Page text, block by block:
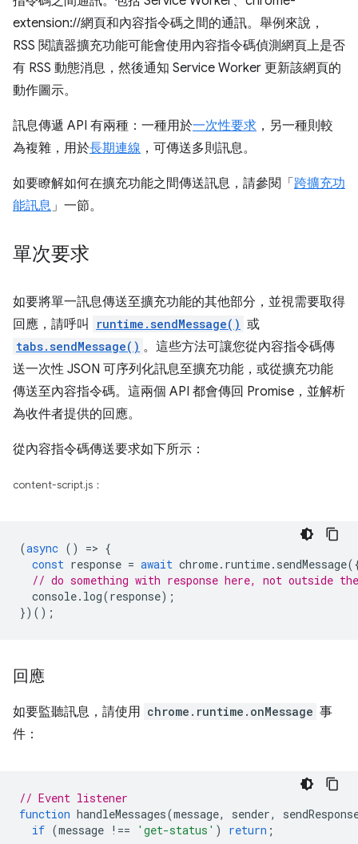
extension://網頁和內容指令碼之間的通訊。舉例來說，
RSS 閱讀器擴充功能可能會使用內容指令碼偵測網頁上是否
有 RSS 動態消息，然後通知 Service Worker 更新該網頁的
動作圖示。
訊息傳遞 API 有兩種：一種用於一次性要求 ，另一種則較
為複雜，用於長期連線 ，可傳送多則訊息。
如要瞭解如何在擴充功能之間傳送訊息，請參閱「 跨擴充功
能訊息」一節。
單次要求
如要將單一訊息傳送至擴充功能的其他部分，並視需要取得
回應，請呼叫
runtime.sendMessage() 或
tabs.sendMessage() 。這些方法可讓您從內容指令碼傳
送一次性 JSON 可序列化訊息至擴充功能，或從擴充功能
傳送至內容指令碼。這兩個 API 都會傳回 Promise，並解析
為收件者提供的回應。
從內容指令碼傳送要求如下所示：
content-script.js：
(async () => {
const response = await chrome. runtime. sendMessage
// do something with response here, not outside
console. log(response);
})();
回應
如要監聽訊息，請使用 chrome.runtime.onMessage 事
件：
// Event listener
function handleMessages(message, sender,
if (message !== 'get-status' ) return ;